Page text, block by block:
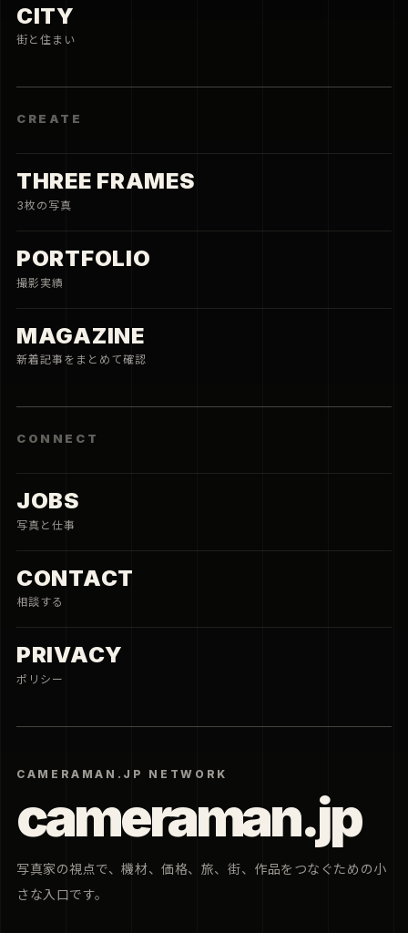
CAMERAMAN.JP NETWORK
cameraman.jp
写真家の視点で、機材、価格、旅、街、作品をつなぐための小
さな入口です。
CITY
街と住まい
CREATE
THREE FRAMES
3枚の写真
PORTFOLIO
撮影実績
MAGAZINE
新着記事をまとめて確認
CONNECT
JOBS
写真と仕事
CONTACT
相談する
PRIVACY
ポリシー